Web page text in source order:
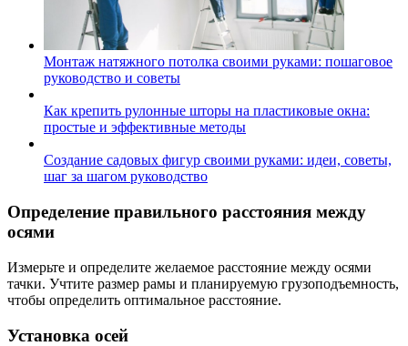
Монтаж натяжного потолка своими руками: пошаговое
руководство и советы
Как крепить рулонные шторы на пластиковые окна:
простые и эффективные методы
Создание садовых фигур своими руками: идеи, советы,
шаг за шагом руководство
Определение правильного расстояния между
осями
Измерьте и определите желаемое расстояние между осями
тачки. Учтите размер рамы и планируемую грузоподъемность,
чтобы определить оптимальное расстояние.
Установка осей